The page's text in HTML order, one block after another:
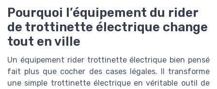
Pourquoi l’équipement du rider
de trottinette électrique change
tout en ville
Un équipement rider trottinette électrique bien pensé
fait plus que cocher des cases légales. Il transforme
une simple trottinette électrique en véritable outil de